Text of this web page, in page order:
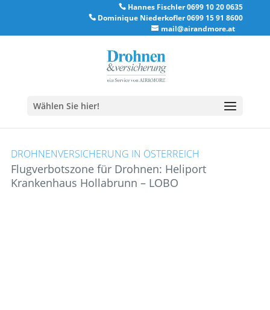
Hannes Fischler 0699 10 20 0635
Dominique Niederkofler 0699 15 91 8600
mail@airandmore.at
Wählen Sie hier!
DROHNENVERSICHERUNG IN ÖSTERREICH
Flugverbotszone für Drohnen: Heliport
Krankenhaus Hollabrunn – LOBO